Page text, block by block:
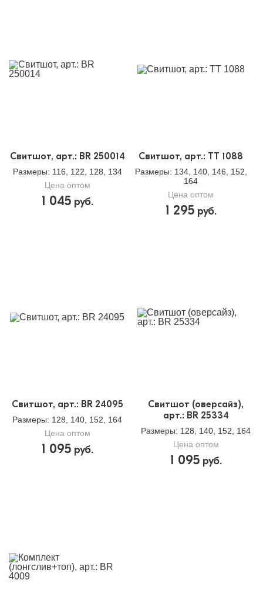
Свитшот, арт.: BR 250014
Размеры: 116, 122, 128, 134
Цена оптом
1 045руб.
Свитшот, арт.: TT 1088
Размеры: 134, 140, 146, 152,
164
Цена оптом
1 295руб.
Свитшот, арт.: BR 24095
Размеры: 128, 140, 152, 164
Цена оптом
1 095руб.
Свитшот (оверсайз),
арт.: BR 25334
Размеры: 128, 140, 152, 164
Цена оптом
1 095руб.